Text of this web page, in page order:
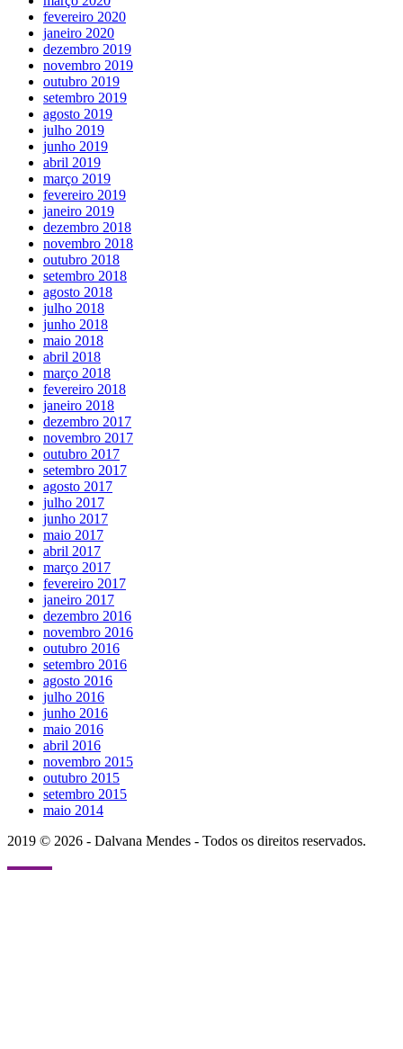
fevereiro 2020
janeiro 2020
dezembro 2019
novembro 2019
outubro 2019
setembro 2019
agosto 2019
julho 2019
junho 2019
abril 2019
março 2019
fevereiro 2019
janeiro 2019
dezembro 2018
novembro 2018
outubro 2018
setembro 2018
agosto 2018
julho 2018
junho 2018
maio 2018
abril 2018
março 2018
fevereiro 2018
janeiro 2018
dezembro 2017
novembro 2017
outubro 2017
setembro 2017
agosto 2017
julho 2017
junho 2017
maio 2017
abril 2017
março 2017
fevereiro 2017
janeiro 2017
dezembro 2016
novembro 2016
outubro 2016
setembro 2016
agosto 2016
julho 2016
junho 2016
maio 2016
abril 2016
novembro 2015
outubro 2015
setembro 2015
maio 2014
2019 © 2026 - Dalvana Mendes - Todos os direitos reservados.